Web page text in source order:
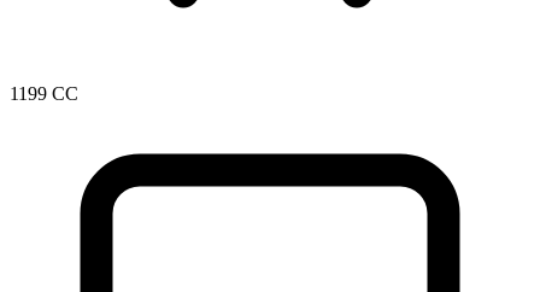
1199 CC